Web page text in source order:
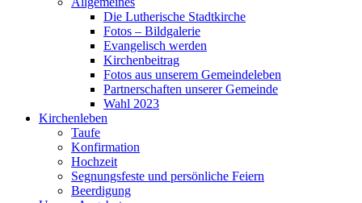
Die Lutherische Stadtkirche
Fotos – Bildgalerie
Evangelisch werden
Kirchenbeitrag
Fotos aus unserem Gemeindeleben
Partnerschaften unserer Gemeinde
Wahl 2023
Kirchenleben
Taufe
Konfirmation
Hochzeit
Segnungsfeste und persönliche Feiern
Beerdigung